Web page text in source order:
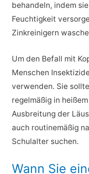
behandeln, indem
Feuchtigkeit
Zinkreinigern
Um den Befall mit
Menschen
verwenden. Sie
regelmäßig in
Ausbreitung der
auch routinemäßig
Schulalter suchen.
Wann Sie